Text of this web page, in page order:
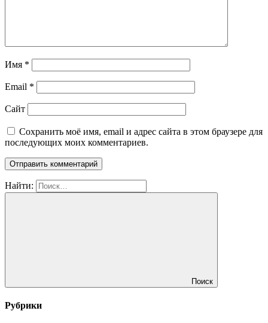
Имя *
Email *
Сайт
Сохранить моё имя, email и адрес сайта в этом браузере для
последующих моих комментариев.
Найти:
Поиск
Рубрики